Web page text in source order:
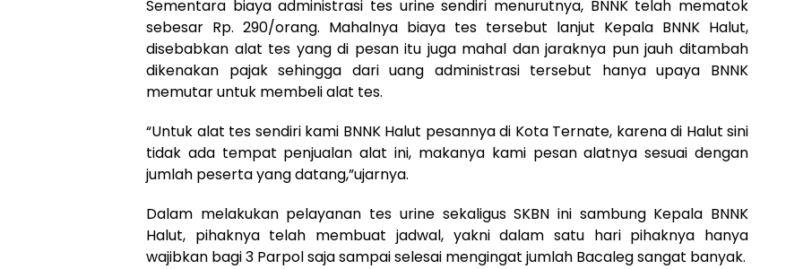
Sementara biaya administrasi tes urine sendiri menurutnya, BNNK telah mematok
sebesar Rp. 290/orang. Mahalnya biaya tes tersebut lanjut Kepala BNNK Halut,
disebabkan alat tes yang di pesan itu juga mahal dan jaraknya pun jauh ditambah
dikenakan pajak sehingga dari uang administrasi tersebut hanya upaya BNNK
memutar untuk membeli alat tes.
“Untuk alat tes sendiri kami BNNK Halut pesannya di Kota Ternate, karena di Halut sini
tidak ada tempat penjualan alat ini, makanya kami pesan alatnya sesuai dengan
jumlah peserta yang datang,”ujarnya.
Dalam melakukan pelayanan tes urine sekaligus SKBN ini sambung Kepala BNNK
Halut, pihaknya telah membuat jadwal, yakni dalam satu hari pihaknya hanya
wajibkan bagi 3 Parpol saja sampai selesai mengingat jumlah Bacaleg sangat banyak.